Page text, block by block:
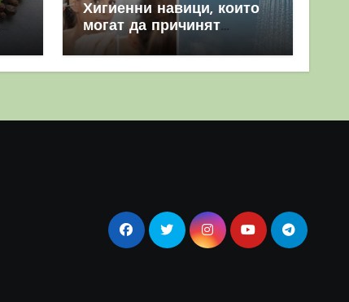
Хигиенни навици, които
могат да причинят
повече вреда, отколкото
полза